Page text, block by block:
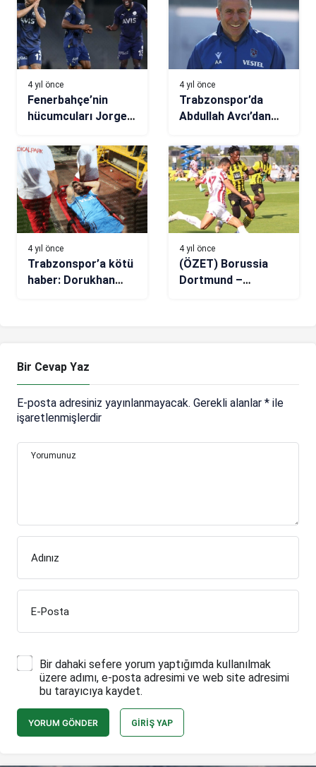
4 yıl önce
Fenerbahçe’nin
hücumcuları Jorge
geçti
4 yıl önce
Trabzonspor’da
Abdullah Avcı’dan
4 yıl önce
Trabzonspor’a kötü
haber: Dorukhan
4 yıl önce
(ÖZET) Borussia
Dortmund –
Bir Cevap Yaz
E-posta adresiniz yayınlanmayacak. Gerekli alanlar * ile
işaretlenmişlerdir
Yorumunuz
Adınız
E-Posta
Bir dahaki sefere yorum yaptığımda kullanılmak
üzere adımı, e-posta adresimi ve web site adresimi
bu tarayıcıya kaydet.
YORUM GÖNDER GIRIŞ YAP